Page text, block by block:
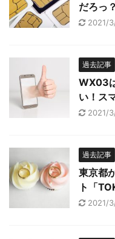
だろっ
2021/
過去記事
WX03
い！ス
2021/
過去記事
東京都
ト「
2021/